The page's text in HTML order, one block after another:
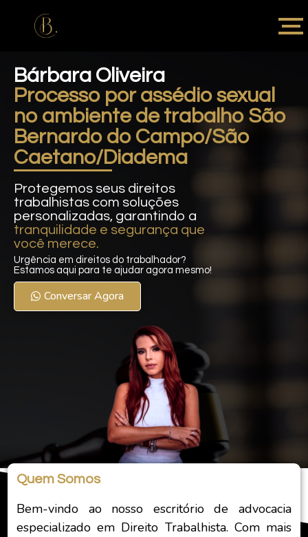
Bárbara Oliveira
Processo por assédio sexual
no ambiente de trabalho São
Bernardo do Campo/São
Caetano/Diadema
Protegemos seus direitos
trabalhistas com soluções
personalizadas, garantindo a
tranquilidade e segurança que
você merece.
Urgência em direitos do trabalhador?
Estamos aqui para te ajudar agora mesmo!
Conversar Agora
Quem Somos
Bem-vindo ao nosso escritório de advocacia
especializado em Direito Trabalhista. Com mais